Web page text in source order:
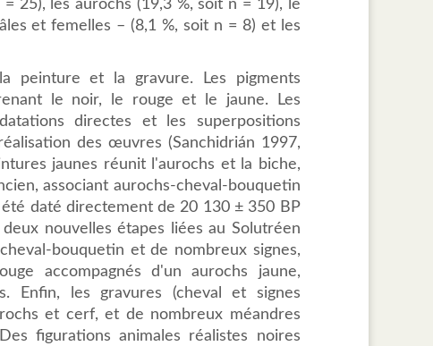
25), les aurochs (19,3 %, soit n = 19), le
et femelles – (8,1 %, soit n = 8) et les
peinture et la gravure. Les pigments
le noir, le rouge et le jaune. Les
directes et les superpositions
des œuvres (Sanchidrián 1997,
jaunes réunit l'aurochs et la biche,
associant aurochs-cheval-bouquetin
daté directement de 20 130 ± 350 BP
nouvelles étapes liées au Solutréen
bouquetin et de nombreux signes,
accompagnés d'un aurochs jaune,
Enfin, les gravures (cheval et signes
et cerf, et de nombreux méandres
figurations animales réalistes noires